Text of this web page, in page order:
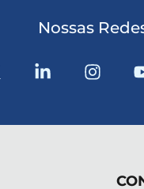
Nossas
L
i
I
n